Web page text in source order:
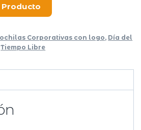
Producto
Corporativas con logo, Día del
Tiempo Libre